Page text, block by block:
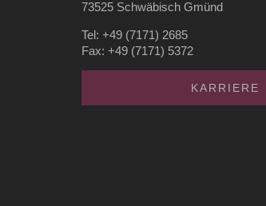
73525 Schwäbisch Gmünd
Tel: +49 (7171) 2685
Fax: +49 (7171) 5372
KARRIERE